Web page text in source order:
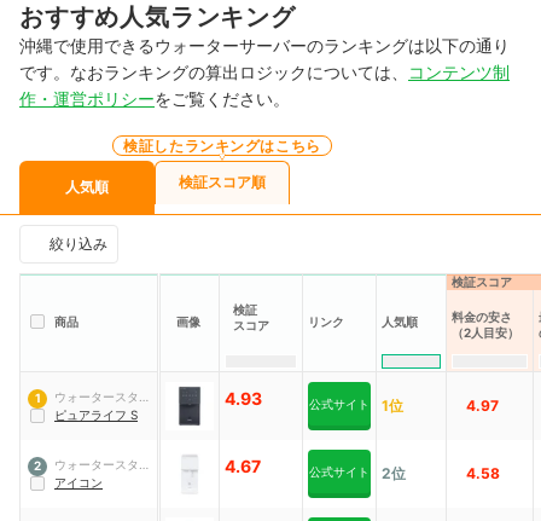
おすすめ人気ランキング
沖縄で使用できるウォーターサーバーのランキングは以下の通り
です。なおランキングの算出ロジックについては、
コンテンツ制
作・運営ポリシーをご覧ください。
人気順
検証したランキングはこちら
検証スコア順
絞り込み
商品 画像
検証
スコア
リンク 人気順
検証スコア
料金の安さ
（2人目安）
1
ウォータースタン
ド
ピュアライフ S
4.93 公式サイト 1位 4.97
2
ウォータースタン
ド
アイコン
4.67 公式サイト 2位 4.58